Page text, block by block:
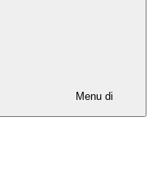
Menu di